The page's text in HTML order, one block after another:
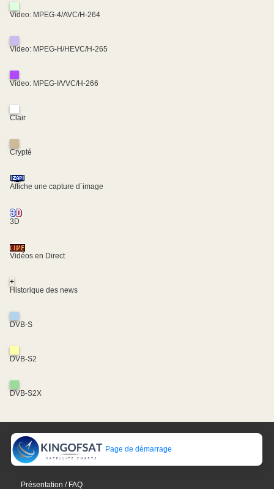
Video: MPEG-4/AVC/H-264
Video: MPEG-H/HEVC/H-265
Video: MPEG-I/VVC/H-266
Clair
Crypté
Affiche une capture d´image
3D
Vidéos en Direct
+
Historique des news
DVB-S
DVB-S2
DVB-S2X
Page de démarrage
Présentation / FAQ